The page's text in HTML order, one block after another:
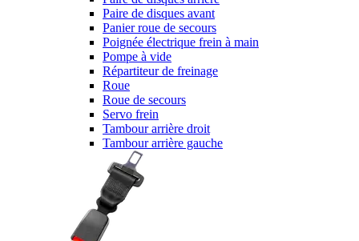
Paire de disques avant
Panier roue de secours
Poignée électrique frein à main
Pompe à vide
Répartiteur de freinage
Roue
Roue de secours
Servo frein
Tambour arrière droit
Tambour arrière gauche